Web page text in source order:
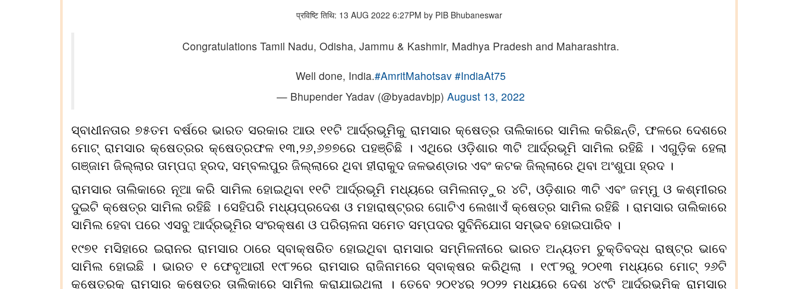
प्रविष्टि तिथि: 13 AUG 2022 6:27PM by PIB Bhubaneswar
Congratulations Tamil Nadu, Odisha, Jammu & Kashmir, Madhya Pradesh and Maharashtra.
Well done, India.#AmritMahotsav #IndiaAt75
— Bhupender Yadav (@byadavbjp) August 13, 2022
ସ୍ବାଧୀନତାର ୭୫ତମ ବର୍ଷରେ ଭାରତ ସରକାର ଆଉ ୧୧ଟି ଆର୍ଦ୍ରଭୂମିକୁ ରାମସାର କ୍ଷେତ୍ର ତାଲିକାରେ ସାମିଲ କରିଛନ୍ତି, ଫଳରେ ଦେଶରେ
ମୋଟ୍‌ ରାମସାର କ୍ଷେତ୍ରର କ୍ଷେତ୍ରଫଳ ୧୩,୨୬,୬୭୭ରେ ପହଞ୍ଚିଛି । ଏଥିରେ ଓଡ଼ିଶାର ୩ଟି ଆର୍ଦ୍ରଭୂମି ସାମିଲ ରହିଛି । ଏଗୁଡ଼ିକ ହେଲା
ଗଞ୍ଜାମ ଜିଲ୍ଲାର ତାମ୍ପରା ହ୍ରଦ, ସମ୍ବଲପୁର ଜିଲ୍ଲାରେ ଥିବା ହୀରାକୁଦ ଜଳଭଣ୍ଡାର ଏବଂ କଟକ ଜିଲ୍ଲାରେ ଥିବା ଅଂଶୁପା ହ୍ରଦ ।
ରାମସାର ତାଲିକାରେ ନୂଆ କରି ସାମିଲ ହୋଇଥିବା ୧୧ଟି ଆର୍ଦ୍ରଭୂମି ମଧ୍ୟରେ ତାମିଲନାଡ଼ୁର ୪ଟି, ଓଡ଼ିଶାର ୩ଟି ଏବଂ ଜମ୍ମୁ ଓ କଶ୍ମୀରର
ଦୁଇଟି କ୍ଷେତ୍ର ସାମିଲ ରହିଛି । ସେହିପରି ମଧ୍ୟପ୍ରଦେଶ ଓ ମହାରାଷ୍ଟ୍ରର ଗୋଟିଏ ଲେଖାଏଁ କ୍ଷେତ୍ର ସାମିଲ ରହିଛି । ରାମସାର ତାଲିକାରେ
ସାମିଲ ହେବା ପରେ ଏସବୁ ଆର୍ଦ୍ରଭୂମିର ସଂରକ୍ଷଣ ଓ ପରିଚାଳନା ସମେତ ସମ୍ପଦର ସୁବିନିଯୋଗ ସମ୍ଭବ ହୋଇପାରିବ ।
୧୯୭୧ ମସିହାରେ ଇରାନର ରାମସାର ଠାରେ ସ୍ବାକ୍ଷରିତ ହୋଇଥିବା ରାମସାର ସମ୍ମିଳନୀରେ ଭାରତ ଅନ୍ୟତମ ଚୁକ୍ତିବଦ୍ଧ ରାଷ୍ଟ୍ର ଭାବେ
ସାମିଲ ହୋଇଛି । ଭାରତ ୧ ଫେବୃଆରୀ ୧୯୮୨ରେ ରାମସାର ରାଜିନାମରେ ସ୍ବାକ୍ଷର କରିଥିଲା । ୧୯୮୨ରୁ ୨୦୧୩ ମଧ୍ୟରେ ମୋଟ୍‌ ୨୬ଟି
କ୍ଷେତ୍ରକୁ ରାମସାର କ୍ଷେତ୍ର ତାଲିକାରେ ସାମିଲ କରାଯାଇଥିଲା । ତେବେ ୨୦୧୪ରୁ ୨୦୨୨ ମଧ୍ୟରେ ଦେଶ ୪୯ଟି ଆର୍ଦ୍ରଭୂମିକୁ ରାମସାର